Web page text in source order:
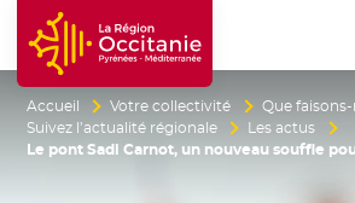
Accueil Région Occitanie /
Accueil Votre collectivité
Que
Suivez l’actualité régionale
Les actus
Le pont Sadi Carnot, un nouveau souffle